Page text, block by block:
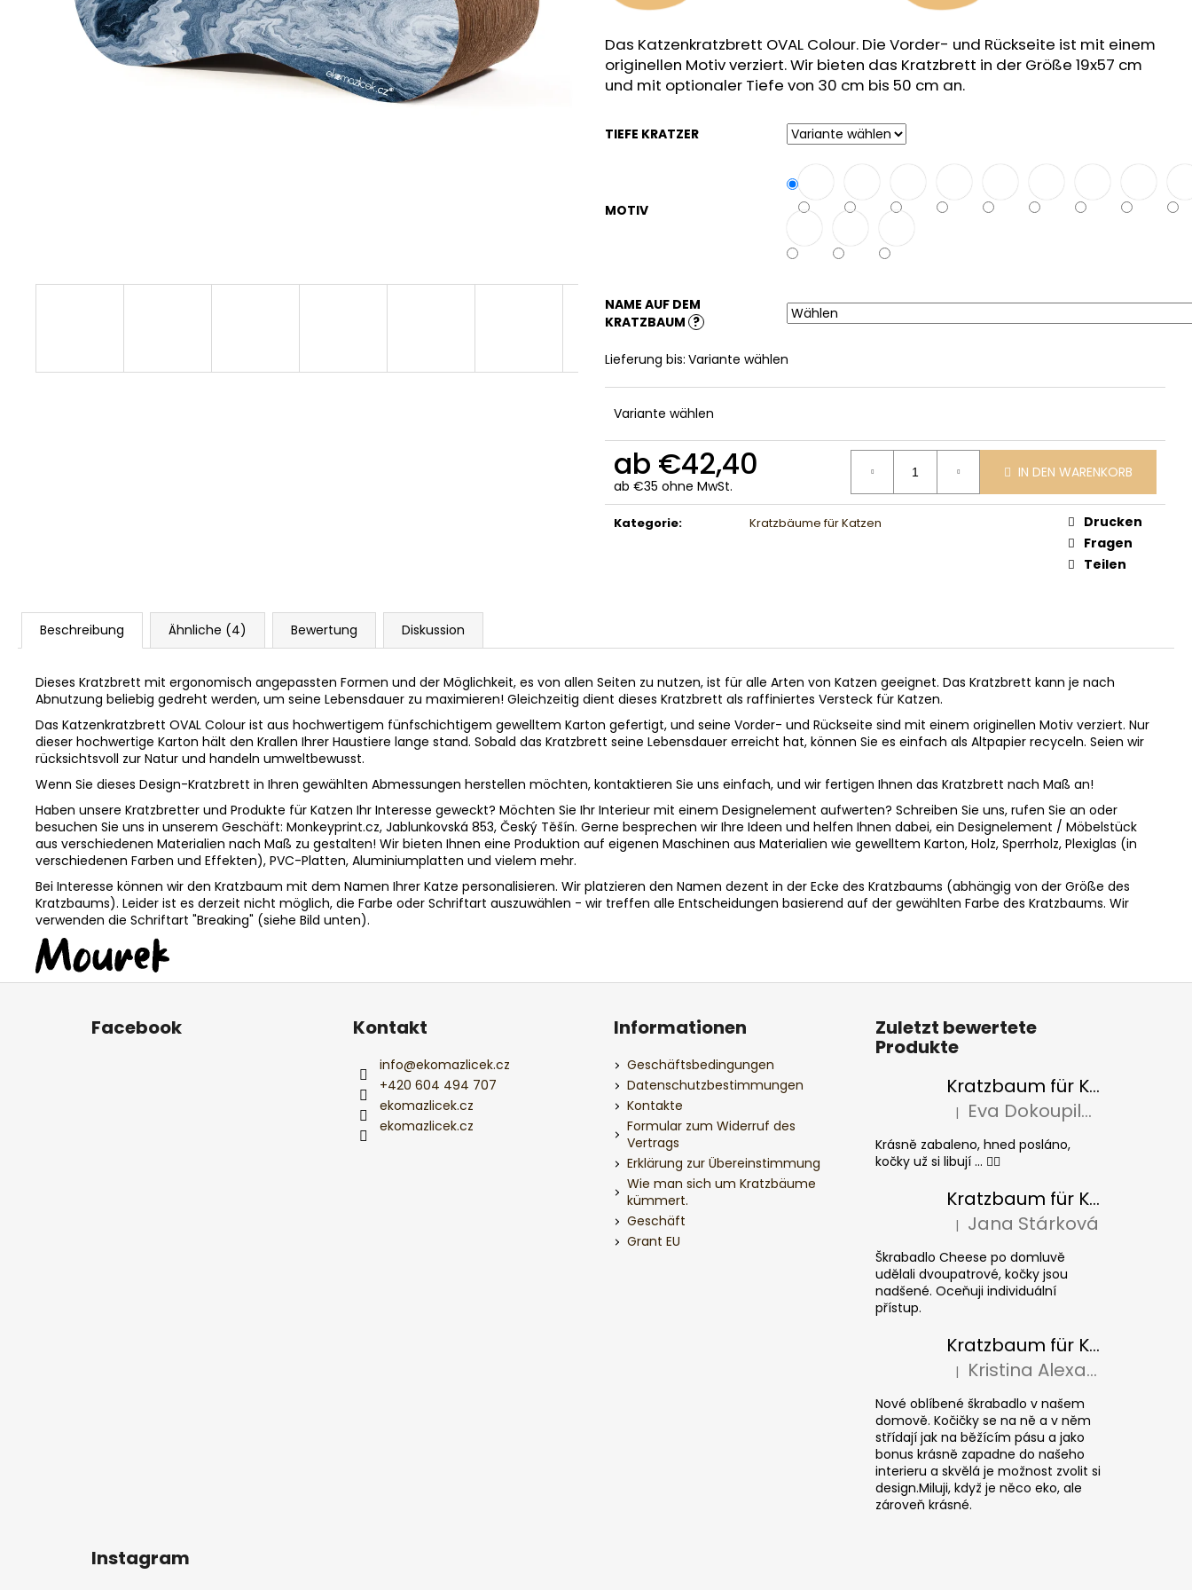
Das Katzenkratzbrett OVAL Colour. Die Vorder- und Rückseite ist mit einem
originellen Motiv verziert. Wir bieten das Kratzbrett in der Größe 19x57 cm
und mit optionaler Tiefe von 30 cm bis 50 cm an.
TIEFE KRATZER
MOTIV
NAME AUF DEM
KRATZBAUM ?
Lieferung bis: Variante wählen
Variante wählen
ab €42,40
ab €35 ohne MwSt.
Verkaufspreis:
IN DEN WARENKORB
Kategorie: Kratzbäume für Katzen
Drucken
Fragen
Teilen
Beschreibung Ähnliche (4) Bewertung Diskussion
Dieses Kratzbrett mit ergonomisch angepassten Formen und der Möglichkeit, es von allen Seiten zu nutzen, ist für alle Arten von Katzen geeignet. Das Kratzbrett kann je nach
Abnutzung beliebig gedreht werden, um seine Lebensdauer zu maximieren! Gleichzeitig dient dieses Kratzbrett als raffiniertes Versteck für Katzen.
Das Katzenkratzbrett OVAL Colour ist aus hochwertigem fünfschichtigem gewelltem Karton gefertigt, und seine Vorder- und Rückseite sind mit einem originellen Motiv verziert. Nur
dieser hochwertige Karton hält den Krallen Ihrer Haustiere lange stand. Sobald das Kratzbrett seine Lebensdauer erreicht hat, können Sie es einfach als Altpapier recyceln. Seien wir
rücksichtsvoll zur Natur und handeln umweltbewusst.
Wenn Sie dieses Design-Kratzbrett in Ihren gewählten Abmessungen herstellen möchten, kontaktieren Sie uns einfach, und wir fertigen Ihnen das Kratzbrett nach Maß an!
Haben unsere Kratzbretter und Produkte für Katzen Ihr Interesse geweckt? Möchten Sie Ihr Interieur mit einem Designelement aufwerten? Schreiben Sie uns, rufen Sie an oder
besuchen Sie uns in unserem Geschäft: Monkeyprint.cz, Jablunkovská 853, Český Těšín. Gerne besprechen wir Ihre Ideen und helfen Ihnen dabei, ein Designelement / Möbelstück
aus verschiedenen Materialien nach Maß zu gestalten! Wir bieten Ihnen eine Produktion auf eigenen Maschinen aus Materialien wie gewelltem Karton, Holz, Sperrholz, Plexiglas (in
verschiedenen Farben und Effekten), PVC-Platten, Aluminiumplatten und vielem mehr.
Bei Interesse können wir den Kratzbaum mit dem Namen Ihrer Katze personalisieren. Wir platzieren den Namen dezent in der Ecke des Kratzbaums (abhängig von der Größe des
Kratzbaums). Leider ist es derzeit nicht möglich, die Farbe oder Schriftart auszuwählen - wir treffen alle Entscheidungen basierend auf der gewählten Farbe des Kratzbaums. Wir
verwenden die Schriftart "Breaking" (siehe Bild unten).
Facebook Kontakt
info@ekomazlicek.cz
+420 604 494 707
ekomazlicek.cz
ekomazlicek.cz
Informationen
Geschäftsbedingungen
Datenschutzbestimmungen
Kontakte
Formular zum Widerruf des
Vertrags
Erklärung zur Übereinstimmung
Wie man sich um Kratzbäume
kümmert.
Geschäft
Grant EU
Zuletzt bewertete
Produkte
Kratzbaum für Katzen BASIC Colour
Die Produktbewertung beträgt 5 von 5
| Eva Dokoupilová
Krásně zabaleno, hned posláno,
kočky už si libují ... 👍🏻
Kratzbaum für Katzen CHEESE ELIPSE colour
Die Produktbewertung beträgt 5 von 5
| Jana Stárková
Škrabadlo Cheese po domluvě
udělali dvoupatrové, kočky jsou
nadšené. Oceňuji individuální
přístup.
Kratzbaum für Katzen CUBE Colour
Die Produktbewertung beträgt 5 von 5
| Kristina Alexandrová
Nové oblíbené škrabadlo v našem
domově. Kočičky se na ně a v něm
střídají jak na běžícím pásu a jako
bonus krásně zapadne do našeho
interieru a skvělá je možnost zvolit si
design.Miluji, když je něco eko, ale
zároveň krásné.
Instagram